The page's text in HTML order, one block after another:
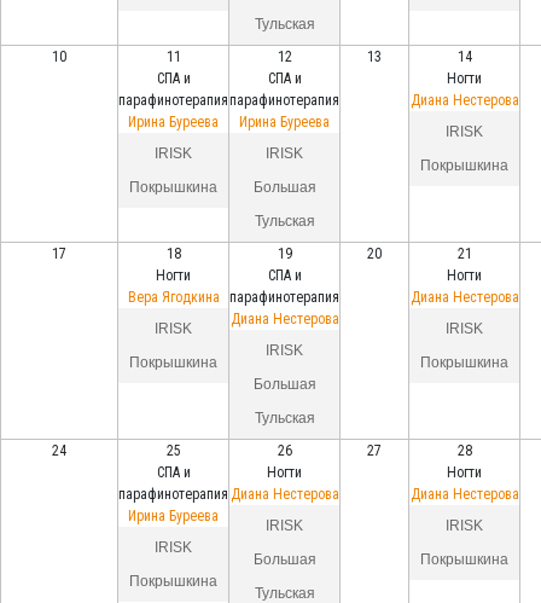
Тульская
10
11
СПА и
парафинотерапия
Ирина Буреева
IRISK
Покрышкина
12
СПА и
парафинотерапия
Ирина Буреева
IRISK
Большая
Тульская
13
14
Ногти
Диана Нестерова
IRISK
Покрышкина
17
18
Ногти
Вера Ягодкина
IRISK
Покрышкина
19
СПА и
парафинотерапия
Диана Нестерова
IRISK
Большая
Тульская
20
21
Ногти
Диана Нестерова
IRISK
Покрышкина
24
25
СПА и
парафинотерапия
Ирина Буреева
IRISK
Покрышкина
26
Ногти
Диана Нестерова
IRISK
Большая
Тульская
27
28
Ногти
Диана Нестерова
IRISK
Покрышкина